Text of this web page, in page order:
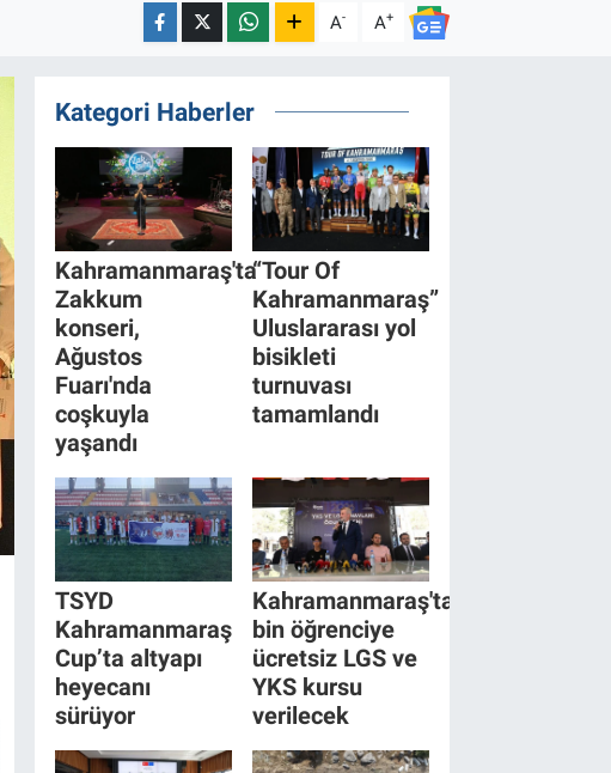
A- A+
Kategori Haberler
Kahramanmaraş'ta
Zakkum
konseri,
Ağustos
Fuarı'nda
coşkuyla
yaşandı
“Tour Of
Kahramanmaraş”
Uluslararası yol
bisikleti
turnuvası
tamamlandı
TSYD
Kahramanmaraş
Cup’ta altyapı
heyecanı
sürüyor
Kahramanmaraş'ta
bin öğrenciye
ücretsiz LGS ve
YKS kursu
verilecek